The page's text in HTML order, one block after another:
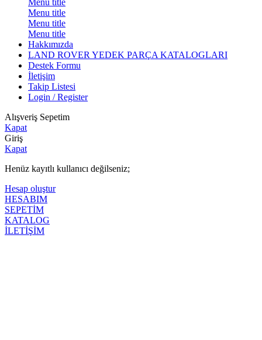
Menu title
Menu title
Menu title
Menu title
Hakkımızda
LAND ROVER YEDEK PARÇA KATALOGLARI
Destek Formu
İletişim
Takip Listesi
Login / Register
Alışveriş Sepetim
Kapat
Giriş
Kapat
Henüz kayıtlı kullanıcı değilseniz;
Hesap oluştur
HESABIM
SEPETİM
KATALOG
İLETİŞİM